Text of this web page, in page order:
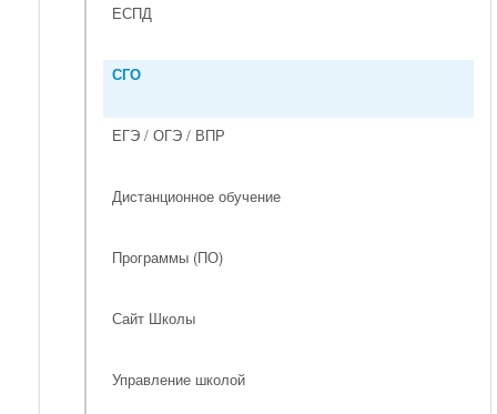
ЕСПД
СГО
ЕГЭ / ОГЭ / ВПР
Дистанционное обучение
Программы (ПО)
Сайт Школы
Управление школой